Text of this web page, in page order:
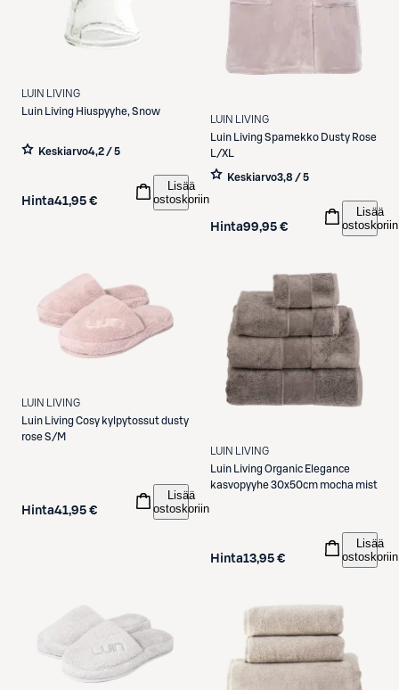
LUIN LIVING
Luin Living Hiuspyyhe, Snow
Keskiarvo4,2 / 5
Hinta41,95 €
Lisää
ostoskoriin
LUIN LIVING
Luin Living Spamekko Dusty Rose
L/XL
Keskiarvo3,8 / 5
Hinta99,95 €
Lisää
ostoskoriin
LUIN LIVING
Luin Living Cosy kylpytossut dusty
rose S/M
Hinta41,95 €
Lisää
ostoskoriin
LUIN LIVING
Luin Living Organic Elegance
kasvopyyhe 30x50cm mocha mist
Hinta13,95 €
Lisää
ostoskoriin